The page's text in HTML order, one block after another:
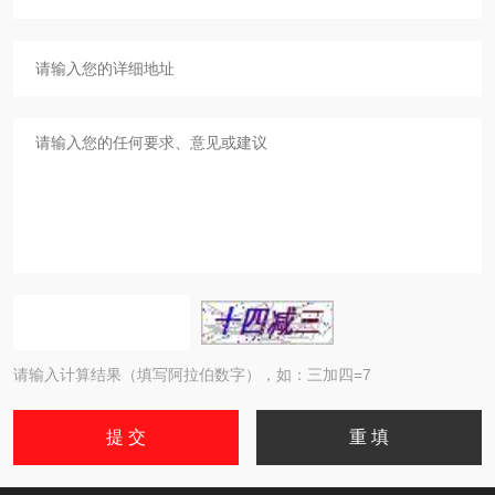
请输入计算结果（填写阿拉伯数字），如：三加四=7